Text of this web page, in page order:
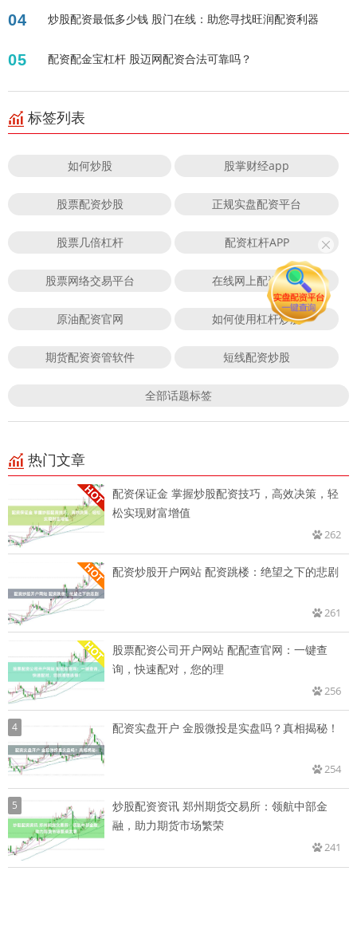
04 炒股配资最低多少钱 股门在线：助您寻找旺润配资利器
05 配资配金宝杠杆 股迈网配资合法可靠吗？
标签列表
如何炒股 股掌财经app
股票配资炒股 正规实盘配资平台
股票几倍杠杆 配资杠杆APP
股票网络交易平台 在线网上配资平台
原油配资官网 如何使用杠杆炒股
期货配资资管软件 短线配资炒股
全部话题标签
热门文章
配资保证金 掌握炒股配资技巧，高效决策，轻
松实现财富增值
262
配资炒股开户网站 配资跳楼：绝望之下的悲剧
261
股票配资公司开户网站 配配查官网：一键查
询，快速配对，您的理
256
4 配资实盘开户 金股微投是实盘吗？真相揭秘！
254
5
炒股配资资讯 郑州期货交易所：领航中部金
融，助力期货市场繁荣
241